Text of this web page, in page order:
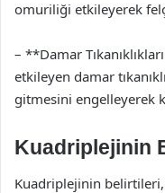
omuriliği etkileyerek
– **Damar
etkileyen damar
gitmesini engelleyerek
Kuadriplejinin
Kuadriplejinin